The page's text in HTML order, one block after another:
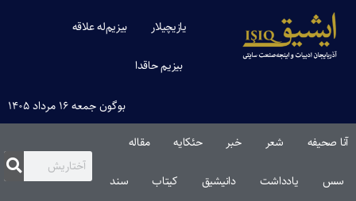
یازیچیلار بیزیم‌له علاقه
بیزیم حاقدا
بوگون جمعه ۱۶ مرداد ۱۴۰۵
آنا صحیفه شعر خبر حئکایه مقاله‌
سس یادداشت دانیشیق کیتاب سند